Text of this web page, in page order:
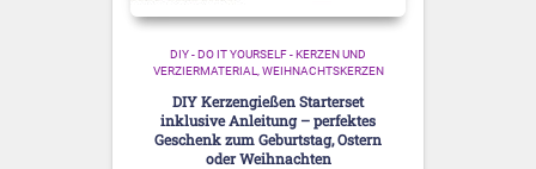
DIY - DO IT YOURSELF - KERZEN UND
VERZIERMATERIAL
WEIHNACHTSKERZEN
DIY Kerzengießen Starterset
inklusive Anleitung – perfektes
Geschenk zum Geburtstag, Ostern
oder Weihnachten